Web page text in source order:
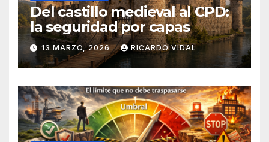
Del castillo medieval al CPD:
la seguridad por capas
13 MARZO, 2026 RICARDO VIDAL